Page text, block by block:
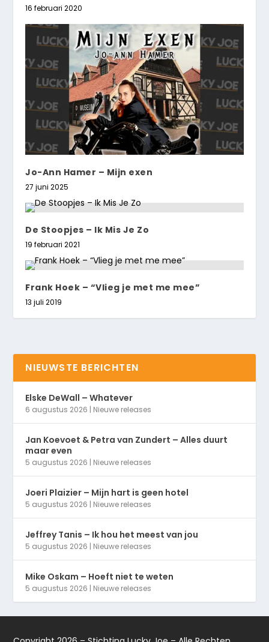
16 februari 2020
Jo-Ann Hamer – Mijn exen
27 juni 2025
De Stoopjes – Ik Mis Je Zo
19 februari 2021
Frank Hoek – “Vlieg je met me mee”
13 juli 2019
NIEUWSTE BERICHTEN
Elske DeWall – Whatever
6 augustus 2026 | Nieuwe releases
Jan Koevoet & Petra van Zundert – Alles duurt
maar even
5 augustus 2026 | Nieuwe releases
Joeri Plaizier – Mijn hart is geen hotel
5 augustus 2026 | Nieuwe releases
Jeffrey Tanis – Ik hou het meest van jou
5 augustus 2026 | Nieuwe releases
Mike Oskam – Hoeft niet te weten
5 augustus 2026 | Nieuwe releases